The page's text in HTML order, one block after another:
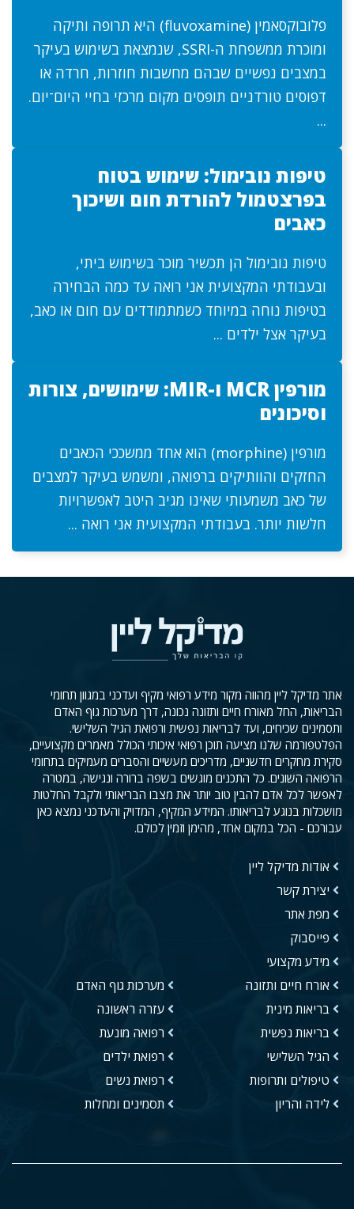
פלובוקסאמין (fluvoxamine) היא תרופה ותיקה
ומוכרת ממשפחת ה-SSRI, שנמצאת בשימוש בעיקר
במצבים נפשיים שבהם מחשבות חוזרות, חרדה או
דפוסים טורדניים תופסים מקום מרכזי בחיי היום־יום.
...
טיפות נובימול: שימוש בטוח
בפרצטמול להורדת חום ושיכוך
כאבים
טיפות נובימול הן תכשיר מוכר בשימוש ביתי,
ובעבודתי המקצועית אני רואה עד כמה הבחירה
בטיפות נוחה במיוחד כשמתמודדים עם חום או כאב,
בעיקר אצל ילדים ...
מורפין MCR ו-MIR: שימושים, צורות
וסיכונים
מורפין (morphine) הוא אחד ממשככי הכאבים
החזקים והוותיקים ברפואה, ומשמש בעיקר למצבים
של כאב משמעותי שאינו מגיב היטב לאפשרויות
חלשות יותר. בעבודתי המקצועית אני רואה ...
אתר מדיקל ליין מהווה מקור מידע רפואי מקיף ועדכני במגוון תחומי
הבריאות, החל מאורח חיים ותזונה נכונה, דרך מערכות גוף האדם
ותסמינים שכיחים, ועד לבריאות נפשית ורפואת הגיל השלישי.
הפלטפורמה שלנו מציעה תוכן רפואי איכותי הכולל מאמרים מקצועיים,
סקירת מחקרים חדשניים, מדריכים מעשיים והסברים מעמיקים בתחומי
הרפואה השונים. כל התכנים מוגשים בשפה ברורה ונגישה, במטרה
לאפשר לכל אדם להבין טוב יותר את מצבו הבריאותי ולקבל החלטות
מושכלות בנוגע לבריאותו. המידע המקיף, המדויק והעדכני נמצא כאן
עבורכם - הכל במקום אחד, מהימן וזמין לכולם.
אודות מדיקל ליין
יצירת קשר
מפת אתר
פייסבוק
מידע מקצועי
אורח חיים ותזונה
בריאות מינית
בריאות נפשית
הגיל השלישי
טיפולים ותרופות
לידה והריון
מערכות גוף האדם
עזרה ראשונה
רפואה מונעת
רפואת ילדים
רפואת נשים
תסמינים ומחלות